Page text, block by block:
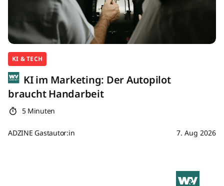
KI & TECH
KI im Marketing: Der Autopilot
braucht Handarbeit
5 Minuten
ADZINE Gastautor:in 7. Aug 2026